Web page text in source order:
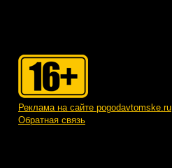
Реклама на сайте pogodavtomske.ru
Обратная связь